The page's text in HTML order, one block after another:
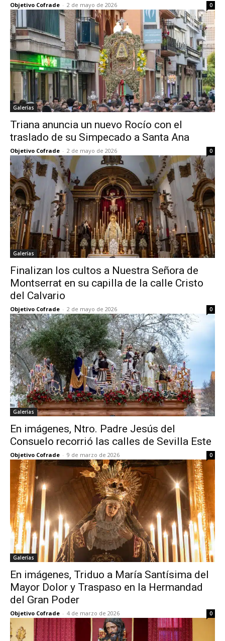
Objetivo Cofrade - 2 de mayo de 2026 0
Galerías
Triana anuncia un nuevo Rocío con el
traslado de su Simpecado a Santa Ana
Objetivo Cofrade - 2 de mayo de 2026 0
Galerías
Finalizan los cultos a Nuestra Señora de
Montserrat en su capilla de la calle Cristo
del Calvario
Objetivo Cofrade - 2 de mayo de 2026 0
Galerías
En imágenes, Ntro. Padre Jesús del
Consuelo recorrió las calles de Sevilla Este
Objetivo Cofrade - 9 de marzo de 2026 0
Galerías
En imágenes, Triduo a María Santísima del
Mayor Dolor y Traspaso en la Hermandad
del Gran Poder
Objetivo Cofrade - 4 de marzo de 2026 0